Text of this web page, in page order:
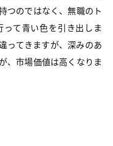
つのではなく、無職のト
て青い色を引き出しま
ってきますが、深みのあ
、市場価値は高くなりま